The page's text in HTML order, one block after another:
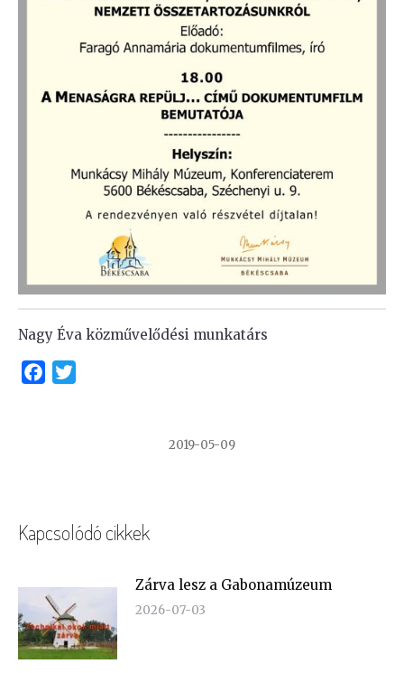
Nagy Éva közművelődési munkatárs
Facebook
2019-05-09
Kapcsolódó cikkek
Zárva lesz a Gabonamúzeum
2026-07-03